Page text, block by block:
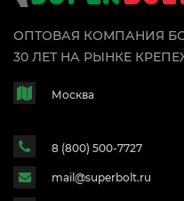
ОПТОВАЯ КОМПАНИЯ
30 ЛЕТ НА РЫНКЕ
Москва
8 (800) 500-7727
mail@superbolt.ru